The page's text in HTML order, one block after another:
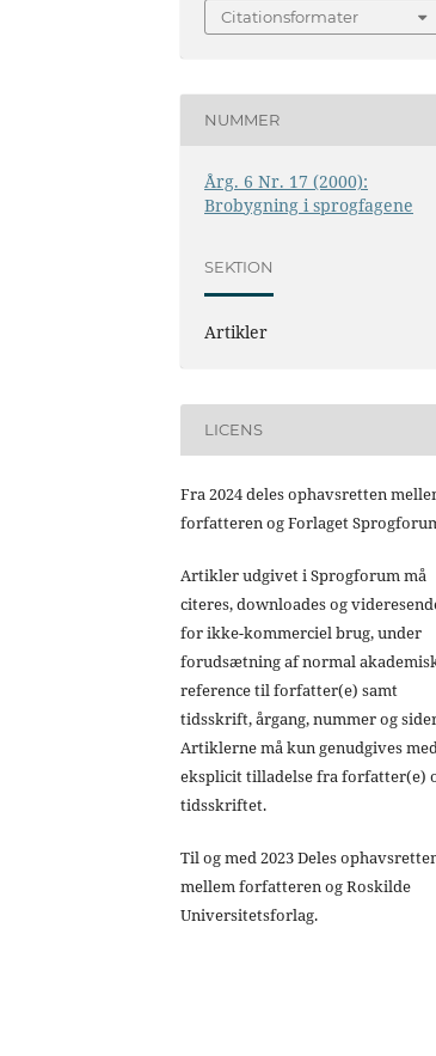
Citationsformater
NUMMER
Årg. 6 Nr. 17 (2000):
Brobygning i sprogfagene
SEKTION
Artikler
LICENS
Fra 2024 deles ophavsretten
forfatteren og Forlaget
Artikler udgivet i Sprogforum må
citeres, downloades og
for ikke-kommerciel brug, under
forudsætning af normal
reference til forfatter(e) samt
tidsskrift, årgang, nummer og
Artiklerne må kun genudgives
eksplicit tilladelse fra forfatter(e)
tidsskriftet.
Til og med 2023 Deles
mellem forfatteren og Roskilde
Universitetsforlag.